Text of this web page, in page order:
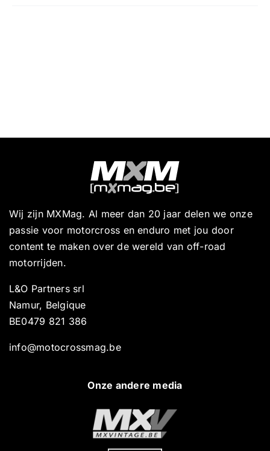
Wij zijn MXMag. Al meer dan 20 jaar delen we onze
passie voor motorcross en enduro met jou door
content te maken over de wereld van off-road
motorrijden.
L&O Partners srl
Namur, Belgique
BE0479 821 386
info@motocrossmag.be
Onze andere media